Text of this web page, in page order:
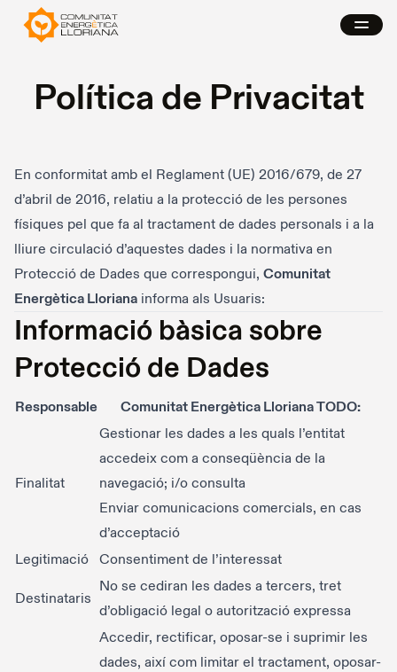
Política de Privacitat
En conformitat amb el Reglament (UE) 2016/679, de 27
d’abril de 2016, relatiu a la protecció de les persones
físiques pel que fa al tractament de dades personals i a la
lliure circulació d’aquestes dades i la normativa en
Protecció de Dades que correspongui, Comunitat
Energètica Lloriana informa als Usuaris:
Informació bàsica sobre
Protecció de Dades
Responsable Comunitat Energètica Lloriana TODO:
Finalitat
Gestionar les dades a les quals l’entitat
accedeix com a conseqüència de la
navegació; i/o consulta
Enviar comunicacions comercials, en cas
d’acceptació
Legitimació Consentiment de l’interessat
Destinataris
No se cediran les dades a tercers, tret
d’obligació legal o autorització expressa
Accedir, rectificar, oposar-se i suprimir les
dades, així com limitar el tractament, oposar-